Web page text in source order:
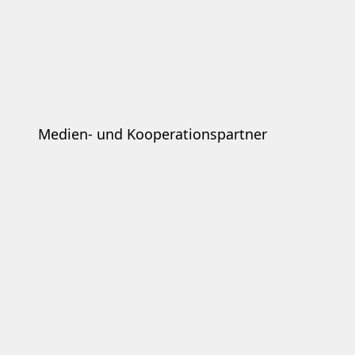
Medien- und Kooperationspartner